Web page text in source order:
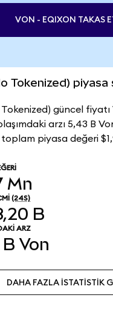
VON - EQIXON TAKAS
Tokenized)
güncel fiyatı
arzı 5,43 B
piyasa değeri
Mn
(24S)
B
ARZ
Von
DAHA FAZLA İSTATİSTİK